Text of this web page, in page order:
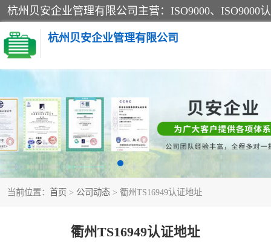
杭州贝安企业管理有限公司
当前位置： 首页 > 公司动态 > 衢州TS16949认证地址
衢州TS16949认证地址
CE认证
SA认证
OHSAS18001认证
45001认证